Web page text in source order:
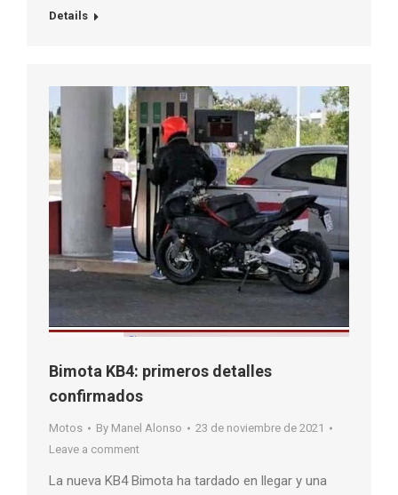
Details
Bimota KB4: primeros detalles
confirmados
Motos By Manel Alonso
23 de noviembre de 2021
Leave a comment
La nueva KB4 Bimota ha tardado en llegar y una